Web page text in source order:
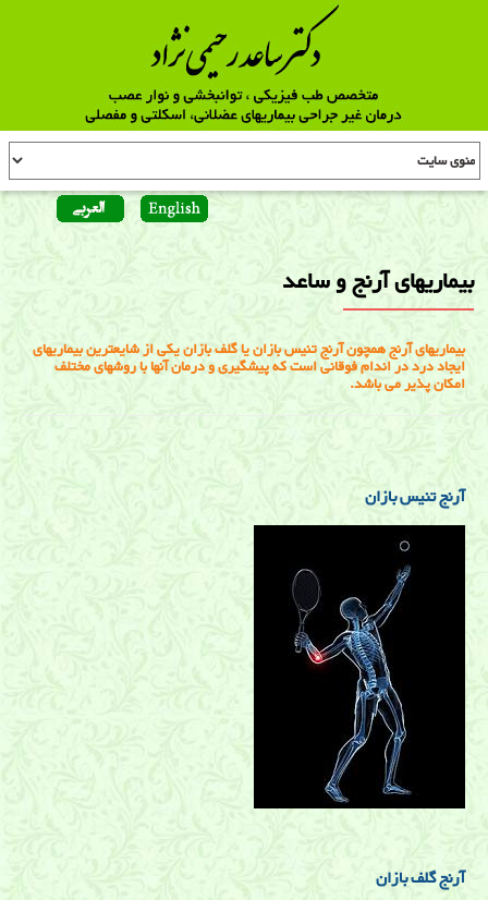
بیماریهای آرنج و ساعد
بیماریهای آرنج همچون آرنج تنیس بازان یا گلف بازان یکی از شایعترین بیماریهای
ایجاد درد در اندام فوقانی است که پیشگیری و درمان آنها با روشهای مختلف
امکان پذیر می باشد.
آرنج تنیس بازان
آرنج گلف بازان